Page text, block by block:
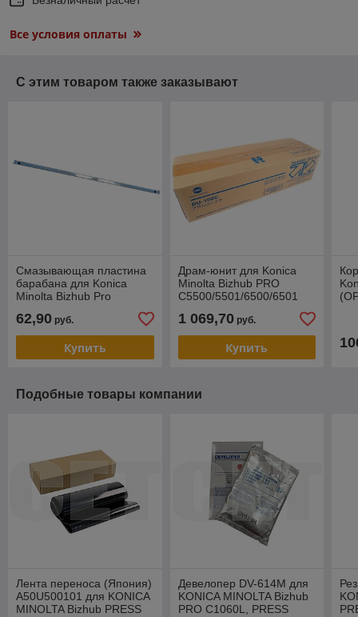
Все условия оплаты
С этим товаром также заказывают
Смазывающая пластина
барабана для Konica
Minolta Bizhub Pro
62,90 руб.
Купить
Драм-юнит для Konica
Minolta Bizhub PRO
C5500/5501/6500/6501
1 069,70руб.
Купить
Подобные товары компании
Лента переноса (Япония)
A50U500101 для KONICA
MINOLTA Bizhub PRESS
Девелопер DV-614M для
KONICA MINOLTA Bizhub
PRO C1060L, PRESS